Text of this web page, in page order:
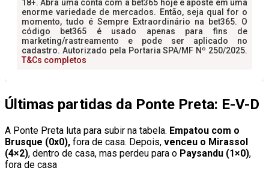
Últimas partidas da Ponte Preta: E-V-D
A Ponte Preta luta para subir na tabela. Empatou com o
Brusque (0x0), fora de casa. Depois, venceu o Mirassol
(4×2), dentro de casa, mas perdeu para o Paysandu (1×0),
fora de casa